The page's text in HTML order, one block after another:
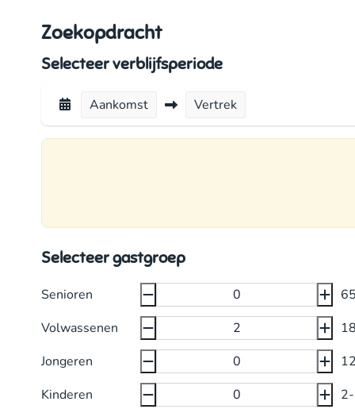
Zoekopdracht
Selecteer verblijfsperiode
Aankomst Vertrek
Selecteer gastgroep
Senioren
Volwassenen
Jongeren
Kinderen